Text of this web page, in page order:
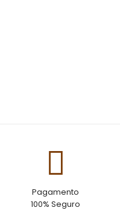
Pagamento
100% Seguro